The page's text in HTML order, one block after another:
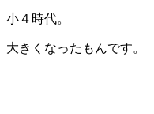
小４時代。
大きくなったもんです。